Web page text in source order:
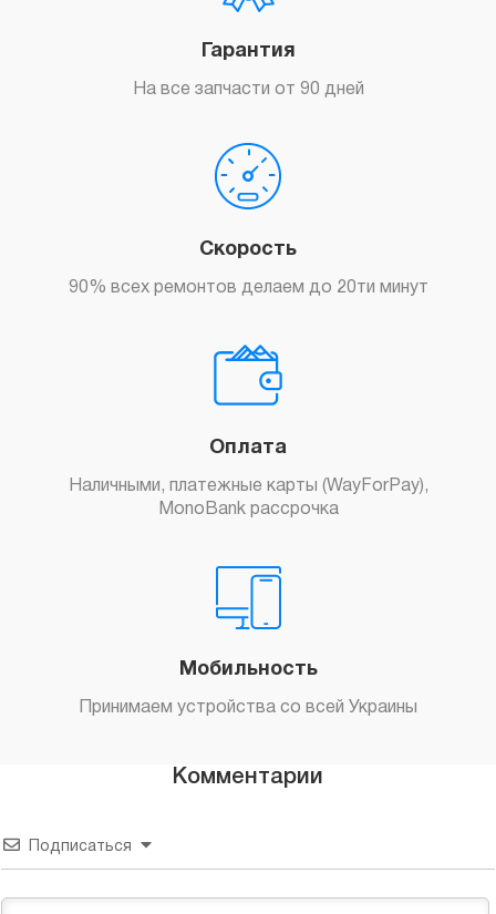
Гарантия
На все запчасти от 90 дней
Скорость
90% всех ремонтов делаем до 20ти минут
Оплата
Наличными, платежные карты (WayForPay),
MonoBank рассрочка
Мобильность
Принимаем устройства со всей Украины
Комментарии
Подписаться